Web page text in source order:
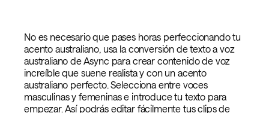
No es necesario que pases horas perfeccionando tu
acento australiano, usa la conversión de texto a voz
australiano de Async para crear contenido de voz
increíble que suene realista y con un acento
australiano perfecto. Selecciona entre voces
masculinas y femeninas e introduce tu texto para
empezar. Así podrás editar fácilmente tus clips de